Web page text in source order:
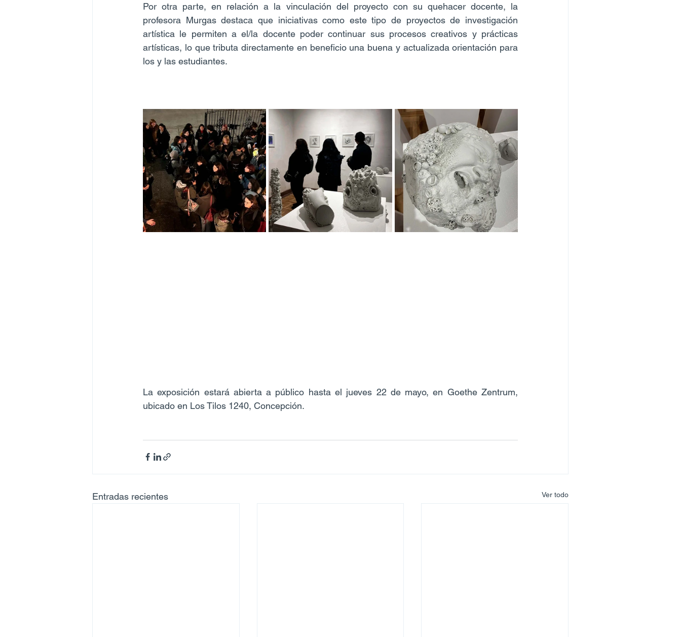
Por otra parte, en relación a la vinculación del proyecto con su quehacer docente, la
profesora Murgas destaca que iniciativas como este tipo de proyectos de investigación
artística le permiten a el/la docente poder continuar sus procesos creativos y prácticas
artísticas, lo que tributa directamente en beneficio una buena y actualizada orientación para
los y las estudiantes.
La exposición estará abierta a público hasta el jueves 22 de mayo, en Goethe Zentrum,
ubicado en Los Tilos 1240, Concepción.
Entradas recientes Ver todo